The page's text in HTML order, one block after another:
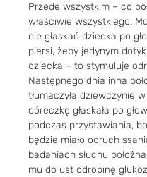
Przede wszystkim – co
właściwie wszystkiego.
nie głaskać dziecka po
piersi, żeby jedynym
dziecka – to stymuluje
Następnego dnia inna
tłumaczyła dziewczynie
córeczkę głaskała po
podczas przystawiania,
będzie miało odruch
badaniach słuchu
mu do ust odrobinę